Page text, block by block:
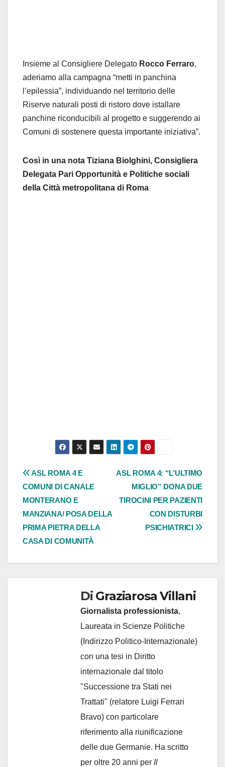
Insieme al Consigliere Delegato Rocco Ferraro,
aderiamo alla campagna “metti in panchina
l’epilessia”, individuando nel territorio delle
Riserve naturali posti di ristoro dove istallare
panchine riconducibili al progetto e suggerendo ai
Comuni di sostenere questa importante iniziativa”.
Così in una nota Tiziana Biolghini, Consigliera
Delegata Pari Opportunità e Politiche sociali
della Città metropolitana di Roma
Navigazione
articoli
ASL ROMA 4: “L’ULTIMO
MIGLIO” DONA DUE
TIROCINI PER PAZIENTI
CON DISTURBI
PSICHIATRICI
ASL ROMA 4 E
COMUNI DI CANALE
MONTERANO E
MANZIANA/ POSA DELLA
PRIMA PIETRA DELLA
CASA DI COMUNITÀ
Di Graziarosa Villani
Giornalista professionista,
Laureata in Scienze Politiche
(Indirizzo Politico-Internazionale)
con una tesi in Diritto
internazionale dal titolo
"Successione tra Stati nei
Trattati" (relatore Luigi Ferrari
Bravo) con particolare
riferimento alla riunificazione
delle due Germanie. Ha scritto
per oltre 20 anni per Il